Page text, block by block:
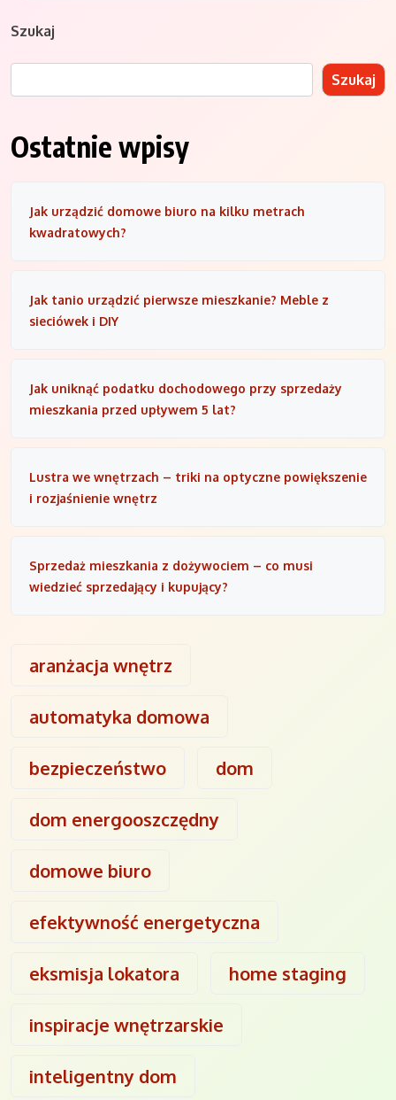
Szukaj
Szukaj
Ostatnie wpisy
Jak urządzić domowe biuro na kilku metrach
kwadratowych?
Jak tanio urządzić pierwsze mieszkanie? Meble z
sieciówek i DIY
Jak uniknąć podatku dochodowego przy sprzedaży
mieszkania przed upływem 5 lat?
Lustra we wnętrzach – triki na optyczne powiększenie
i rozjaśnienie wnętrz
Sprzedaż mieszkania z dożywociem – co musi
wiedzieć sprzedający i kupujący?
aranżacja wnętrz
automatyka domowa
bezpieczeństwo dom
dom energooszczędny
domowe biuro
efektywność energetyczna
eksmisja lokatora home staging
inspiracje wnętrzarskie
inteligentny dom